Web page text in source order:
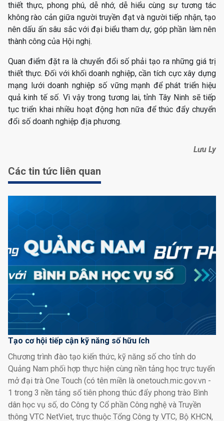
thiết thực, phong phú, dễ nhớ, dễ hiểu cùng sự tương tác
không rào cản giữa người truyền đạt và người tiếp nhận, tạo
nên dấu ấn sâu sắc với đại biểu tham dự, góp phần làm nên
thành công của Hội nghị.
Quan điểm đặt ra là chuyển đổi số phải tạo ra những giá trị
thiết thực. Đối với khối doanh nghiệp, cần tích cực xây dựng
mạng lưới doanh nghiệp số vững mạnh để phát triển hiệu
quả kinh tế số. Vì vậy trong tương lai, tỉnh Tây Ninh sẽ tiếp
tục triển khai nhiều hoạt động hơn nữa để thúc đẩy chuyển
đổi số doanh nghiệp địa phương.
Lưu Ly
Các tin tức liên quan
Tạo cơ hội tiếp cận kỹ năng số hữu ích
Chương trình đào tạo kiến thức, kỹ năng số cho tỉnh do
Quảng Nam phối hợp thực hiện cùng nền tảng học trực tuyến
mở đại trà One Touch (có tên miền là onetouch.mic.gov.vn -
1 trong 3 nền tảng số tiên phong thúc đẩy phong trào Bình
dân học vụ số, do Công ty Cổ phần Công nghệ và Truyền
thông VTC NetViet, trực thuộc Tổng Công ty VTC, Bộ KHCN,